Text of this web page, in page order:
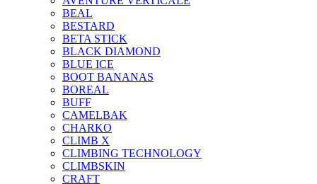
BEAL
BESTARD
BETA STICK
BLACK DIAMOND
BLUE ICE
BOOT BANANAS
BOREAL
BUFF
CAMELBAK
CHARKO
CLIMB X
CLIMBING TECHNOLOGY
CLIMBSKIN
CRAFT